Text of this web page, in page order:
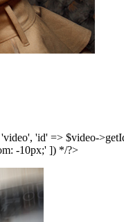
'id' => $video-
-10px;' ]) */?>